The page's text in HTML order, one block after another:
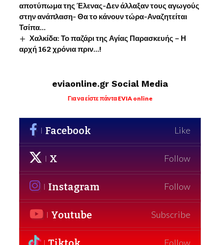
αποτύπωμα της Έλενας-Δεν άλλαξαν τους αγωγούς
στην ανάπλαση- Θα το κάνουν τώρα-Αναζητείται
Τσίπα…
Χαλκίδα: Το παζάρι της Αγίας Παρασκευής – Η
αρχή 162 χρόνια πριν…!
eviaonline.gr Social Media
Για να είστε πάντα EVIA online
Facebook Like
X Follow
Instagram Follow
Youtube Subscribe
Follow